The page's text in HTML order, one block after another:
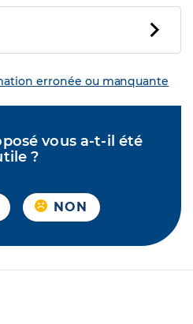
erronée ou manquante
vous a-t-il été
?
NON